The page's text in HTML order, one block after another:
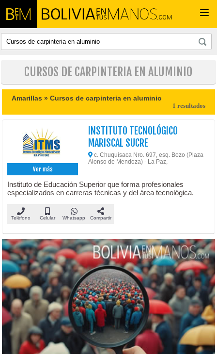
CURSOS DE CARPINTERIA EN ALUMINIO
Amarillas »Cursos de carpinteria en aluminio
1 resultados
Ver más
INSTITUTO TECNOLÓGICO
MARISCAL SUCRE
c. Chuquisaca Nro. 697, esq. Bozo (Plaza
Alonso de Mendoza) - La Paz,
Instituto de Educación Superior que forma profesionales
especializados en carreras técnicas y del área tecnológica.
Teléfono Celular Whatsapp Compartir